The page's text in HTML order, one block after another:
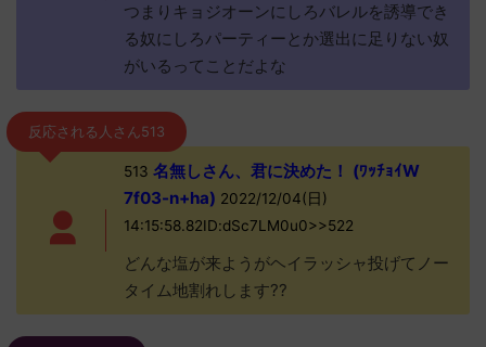
つまりキョジオーンにしろバレルを誘導でき
る奴にしろパーティーとか選出に足りない奴
がいるってことだよな
反応される人さん513
513 名無しさん、君に決めた！ (ﾜｯﾁｮｲW
7f03-n+ha) 2022/12/04(日)
14:15:58.82ID:dSc7LM0u0>>522
どんな塩が来ようがヘイラッシャ投げてノー
タイム地割れします??